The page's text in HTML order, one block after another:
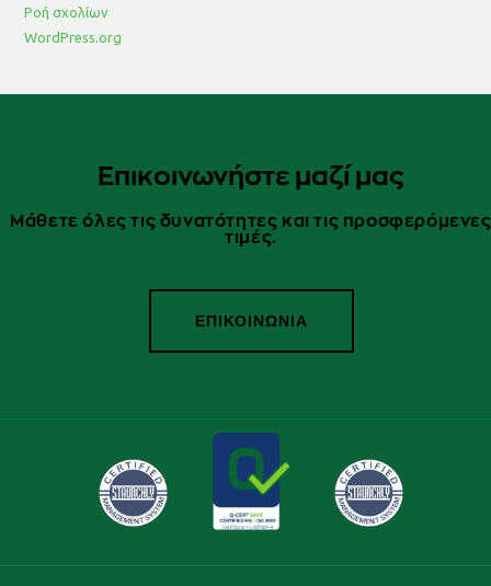
Ροή σχολίων
WordPress.org
Επικοινωνήστε μαζί μας
Μάθετε όλες τις δυνατότητες και τις προσφερόμενες
τιμές.
ΕΠΙΚΟΙΝΩΝΙΑ